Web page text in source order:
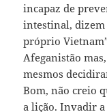
incapaz de
intestinal, dizem
próprio
Afeganistão
mesmos
Bom, não creio
a lição. Invadir